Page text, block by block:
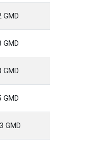
GMD
GMD
GMD
GMD
GMD